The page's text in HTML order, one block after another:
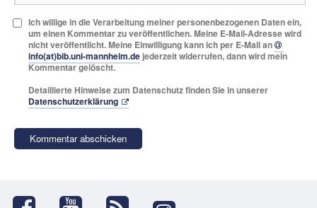
Ich willige in die Verarbeitung meiner personenbezogenen Daten ein,
um einen Kommentar zu veröffentlichen. Meine E-Mail-Adresse wird
nicht veröffentlicht. Meine Einwilligung kann ich per E-Mail an
info(at)bib.uni-mannheim.de jederzeit widerrufen, dann wird mein
Kommentar gelöscht.
Detaillierte Hinweise zum Datenschutz finden Sie in unserer
Datenschutzerklärung